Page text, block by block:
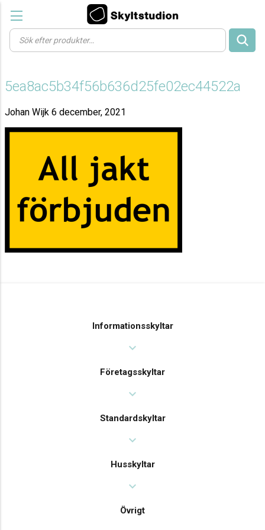
Products
search
5ea8ac5b34f56b636d25fe02ec44522a
Johan Wijk 6 december, 2021
Informationsskyltar
expand_more
Företagsskyltar
expand_more
Standardskyltar
expand_more
Husskyltar
expand_more
Övrigt